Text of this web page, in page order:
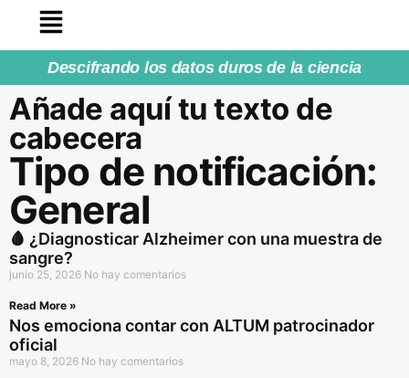
Descifrando los datos duros de la ciencia
Añade aquí tu texto de
cabecera
Tipo de notificación:
General
🩸 ¿Diagnosticar Alzheimer con una muestra de
sangre?
junio 25, 2026 No hay comentarios
Read More »
Nos emociona contar con ALTUM patrocinador
oficial
mayo 8, 2026 No hay comentarios